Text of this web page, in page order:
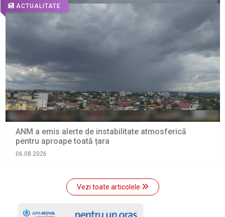
ACTUALITATE
ANM a emis alerte de instabilitate atmosferică
pentru aproape toată țara
06.08.2026
Vezi toate articolele